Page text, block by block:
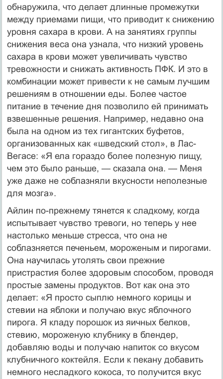
обнаружила, что делает длинные промежутки
между приемами пищи, что приводит к снижению
уровня сахара в крови. А на занятиях группы
снижения веса она узнала, что низкий уровень
сахара в крови может увеличивать чувство
тревожности и снижать активность ПФК. И это в
комбинации может привести к не самым лучшим
решениям в отношении еды. Более частое
питание в течение дня позволило ей принимать
взвешенные решения. Например, недавно она
была на одном из тех гигантских буфетов,
организованных как «шведский стол», в Лас-
Вегасе: «Я ела гораздо более полезную пищу,
чем это было раньше, — сказала она. — Меня
уже даже не соблазняли вкусности неполезные
для мозга».
Айлин по-прежнему тянется к сладкому, когда
испытывает чувство тревоги, но теперь у нее
настолько меньше стресса, что она не
соблазняется печеньем, мороженым и пирогами.
Она научилась утолять свои прежние
пристрастия более здоровым способом, проводя
простые замены продуктов. Вот как она это
делает: «Я просто сыплю немного корицы и
стевии на яблоки и получаю вкус яблочного
пирога. Я кладу порошок из яичных белков,
стевию, мороженую клубнику в блендер,
добавляю воды и получаю напиток со вкусом
клубничного коктейля. Если к пекану добавить
немного несладкого кокоса, то получится вкус